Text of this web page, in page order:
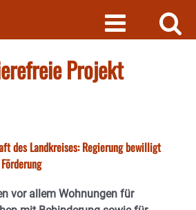
Projekt
des Landkreises: Regierung bewilligt
vor allem Wohnungen für